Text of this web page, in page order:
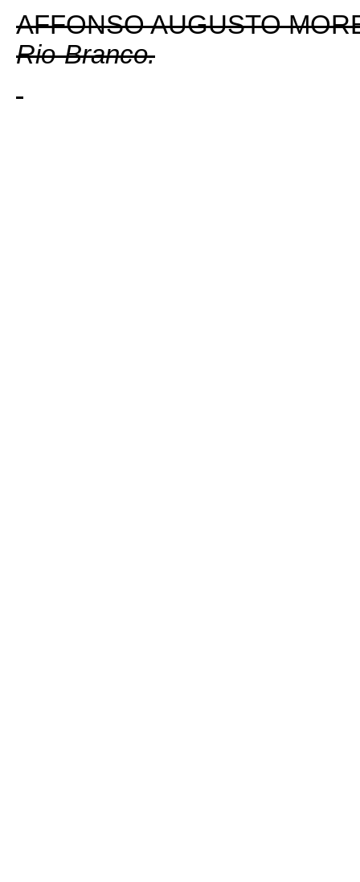
AFFONSO AUGUSTO
Rio-Branco.